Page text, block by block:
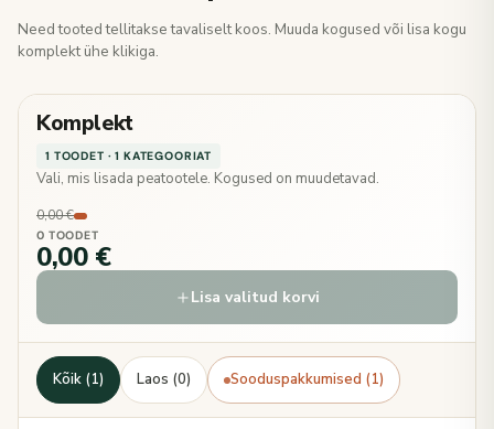
Need tooted tellitakse tavaliselt koos. Muuda kogused või lisa kogu
komplekt ühe klikiga.
Komplekt
1 TOODET · 1 KATEGOORIAT
Vali, mis lisada peatootele. Kogused on muudetavad.
0,00 €
0 TOODET
0,00 €
Lisa valitud korvi
Kõik (1) Laos (0) Sooduspakkumised (1)